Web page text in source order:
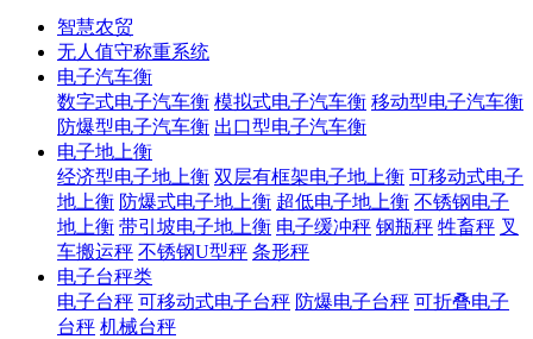
智慧农贸
无人值守称重系统
电子汽车衡
数字式电子汽车衡 模拟式电子汽车衡 移动型电子汽车衡
防爆型电子汽车衡 出口型电子汽车衡
电子地上衡
经济型电子地上衡 双层有框架电子地上衡 可移动式电子
地上衡 防爆式电子地上衡 超低电子地上衡 不锈钢电子
地上衡 带引坡电子地上衡 电子缓冲秤 钢瓶秤 牲畜秤 叉
车搬运秤 不锈钢U型秤 条形秤
电子台秤类
电子台秤 可移动式电子台秤 防爆电子台秤 可折叠电子
台秤 机械台秤